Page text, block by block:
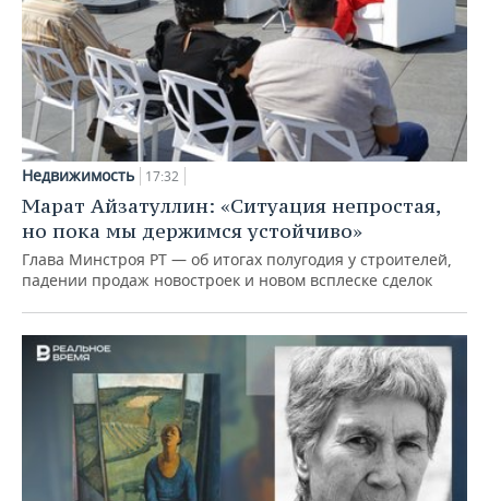
Недвижимость 17:32
Марат Айзатуллин: «Ситуация непростая,
но пока мы держимся устойчиво»
Глава Минстроя РТ — об итогах полугодия у строителей,
падении продаж новостроек и новом всплеске сделок